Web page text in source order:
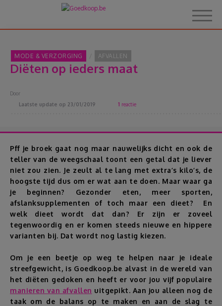
Over Goedkoop.be
Hoe het werkt
Korting
Thema's
Reviews
Geldzaken
Thuis
MODE & VERZORGING AFVALLEN
Diëten op ieders maat
Door
Laatste update op 23/01/2019 1 reactie
Pff je broek gaat nog maar nauwelijks dicht en ook de
teller van de weegschaal toont een getal dat je liever
niet zou zien. Je zeult al te lang met extra’s kilo’s, de
hoogste tijd dus om er wat aan te doen. Maar waar ga
je beginnen? Gezonder eten, meer sporten,
afslanksupplementen of toch maar een dieet? En
welk dieet wordt dat dan? Er zijn er zoveel
tegenwoordig en er komen steeds nieuwe en hippere
varianten bij. Dat wordt nog lastig kiezen.
Om je een beetje op weg te helpen naar je ideale
streefgewicht, is Goedkoop.be alvast in de wereld van
het diëten gedoken en heeft er voor jou vijf populaire
manieren van afvallen uitgepikt. Aan jou alleen nog de
taak om de balans op te maken en aan de slag te